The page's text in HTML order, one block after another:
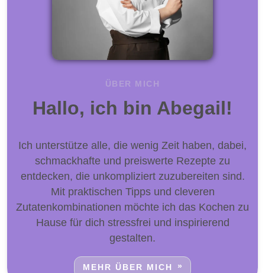
ÜBER MICH
Hallo, ich bin Abegail!
Ich unterstütze alle, die wenig Zeit haben, dabei,
schmackhafte und preiswerte Rezepte zu
entdecken, die unkompliziert zuzubereiten sind.
Mit praktischen Tipps und cleveren
Zutatenkombinationen möchte ich das Kochen zu
Hause für dich stressfrei und inspirierend
gestalten.
MEHR ÜBER MICH